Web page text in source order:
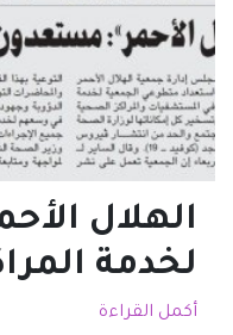
الهلال
لخدمة
أكمل القراءة